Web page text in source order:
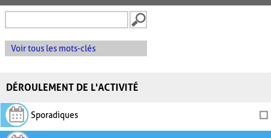
Voir tous les mots-clés
DÉROULEMENT DE L'ACTIVITÉ
Sporadiques